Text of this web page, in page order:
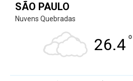
SÃO PAULO
Nuvens Quebradas
26.4°